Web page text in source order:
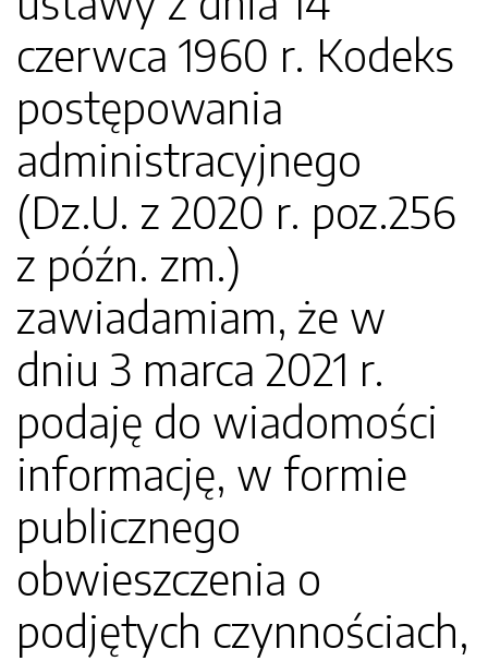
czerwca 1960 r. Kodeks
postępowania
administracyjnego
(Dz.U. z 2020 r. poz.256
z późn. zm.)
zawiadamiam, że w
dniu 3 marca 2021 r.
podaję do wiadomości
informację, w formie
publicznego
obwieszczenia o
podjętych czynnościach,